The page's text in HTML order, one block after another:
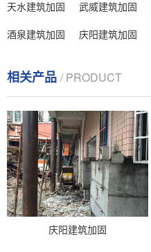
天水建筑加固
武威建筑加固
酒泉建筑加固
庆阳建筑加固
相关产品 / PRODUCT
庆阳建筑加固